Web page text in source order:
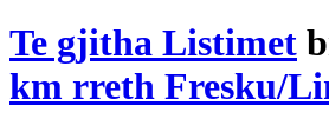
Te gjitha Listimet
km rreth Fresku/